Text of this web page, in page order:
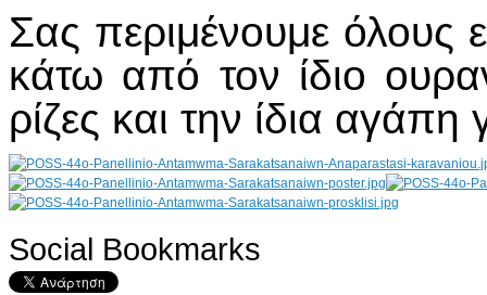
Σας περιμένουμε όλους
κάτω από τον ίδιο
ρίζες και την ίδια
AdmirorGallery 4.5.0, author/s Vasiljevski& Kekeljevic
Social Bookmarks